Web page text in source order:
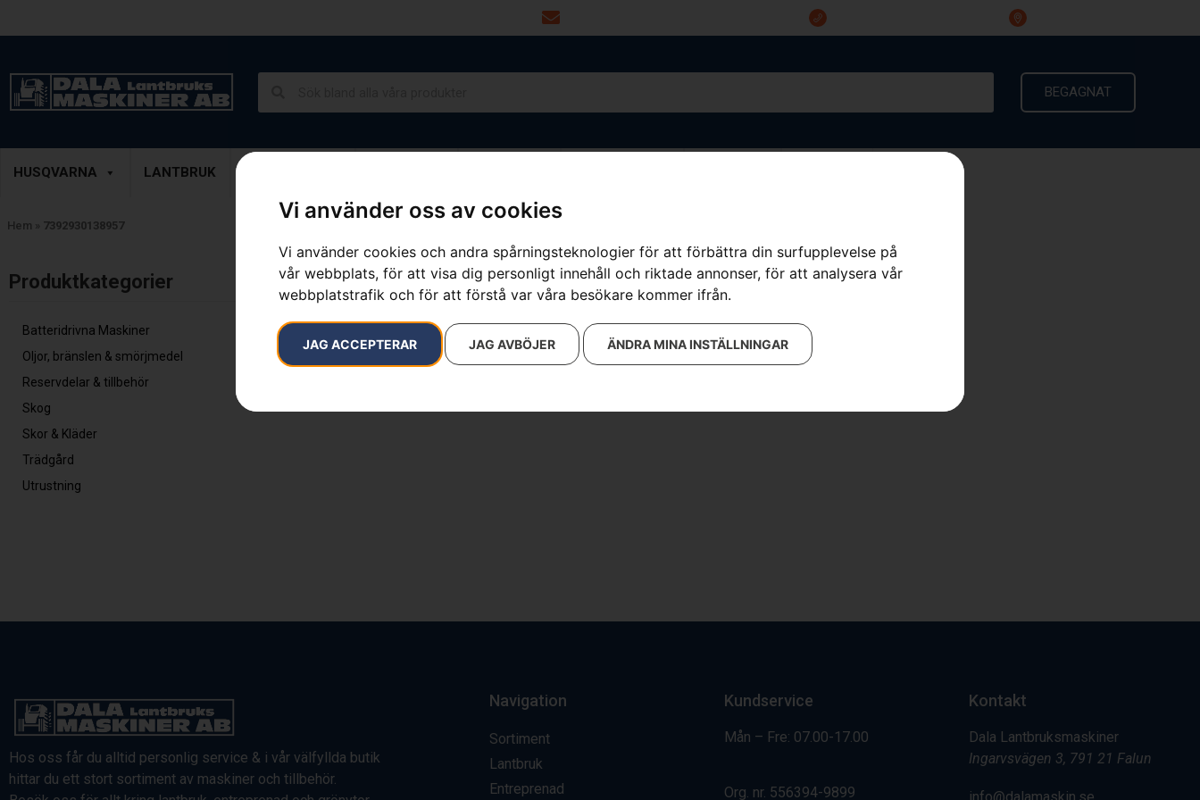
Vi använder oss av cookies
Vi använder cookies och andra spårningsteknologier för att förbättra din surfupplevelse på
vår webbplats, för att visa dig personligt innehåll och riktade annonser, för att analysera vår
webbplatstrafik och för att förstå var våra besökare kommer ifrån.
JAG ACCEPTERAR JAG AVBÖJER ÄNDRA MINA INSTÄLLNINGAR
BEGAGNAT
HUSQVARNA LANTBRUK
Hem » 7392930138957
Produktkategorier​
Batteridrivna Maskiner
Oljor, bränslen & smörjmedel
Reservdelar & tillbehör
Skog
Skor & Kläder
Trädgård
Utrustning
Inga resultat.
Hos oss får du alltid personlig service & i vår välfyllda butik
hittar du ett stort sortiment av maskiner och tillbehör.
Navigation
Sortiment
Lantbruk
Entreprenad
Kundservice
Mån – Fre: 07.00-17.00
Org. nr. 556394-9899
Kontakt
Dala Lantbruksmaskiner
Ingarvsvägen 3, 791 21 Falun